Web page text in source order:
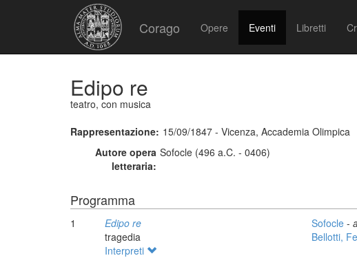
Corago Opere Eventi Libretti
Edipo re
teatro, con musica
Rappresentazione: 15/09/1847 - Vicenza, Accademia Olimpica
Autore opera
letteraria:
Sofocle (496 a.C. - 0406)
Programma
1
Edipo re
tragedia
Sofocle -
Bellotti,
Interpreti